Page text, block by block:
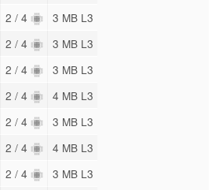
2 / 4 3 MB L3
2 / 4 3 MB L3
2 / 4 3 MB L3
2 / 4 4 MB L3
2 / 4 3 MB L3
2 / 4 4 MB L3
2 / 4 3 MB L3